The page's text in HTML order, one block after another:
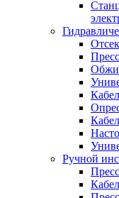
Ручной